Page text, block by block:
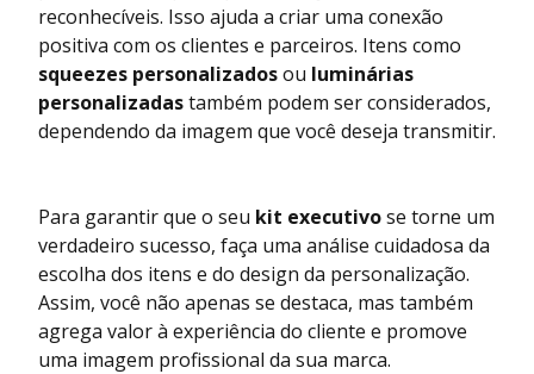
reconhecíveis. Isso ajuda a criar uma conexão
positiva com os clientes e parceiros. Itens como
squeezes personalizadosou luminárias
personalizadastambém podem ser considerados,
dependendo da imagem que você deseja transmitir.
Para garantir que o seu kit executivose torne um
verdadeiro sucesso, faça uma análise cuidadosa da
escolha dos itens e do design da personalização.
Assim, você não apenas se destaca, mas também
agrega valor à experiência do cliente e promove
uma imagem profissional da sua marca.